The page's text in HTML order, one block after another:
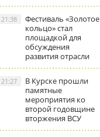
Фестиваль «Золотое
кольцо» стал
площадкой для
обсуждения
развития отрасли
21:38
В Курске прошли
памятные
мероприятия ко
второй годовщине
вторжения ВСУ
21:27